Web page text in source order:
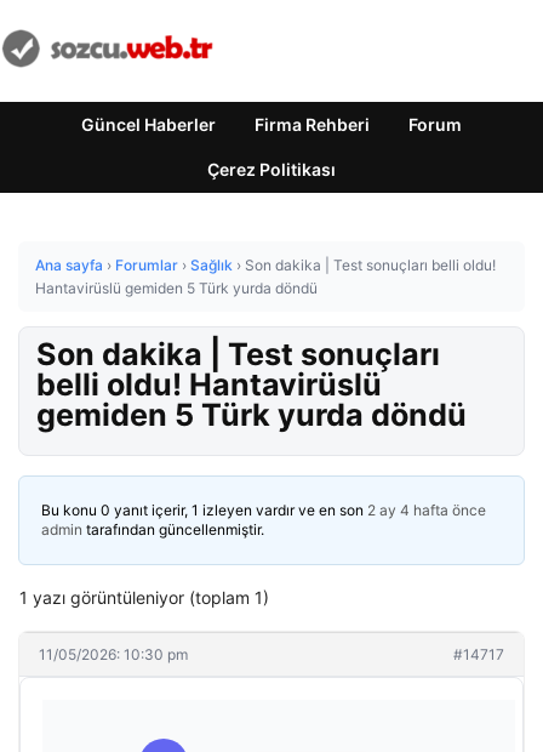
Güncel Haberler Firma Rehberi Forum
Çerez Politikası
Ana sayfa › Forumlar › Sağlık › Son dakika | Test sonuçları belli oldu!
Hantavirüslü gemiden 5 Türk yurda döndü
Son dakika | Test sonuçları
belli oldu! Hantavirüslü
gemiden 5 Türk yurda döndü
Bu konu 0 yanıt içerir, 1 izleyen vardır ve en son 2 ay 4 hafta önce
admin tarafından güncellenmiştir.
1 yazı görüntüleniyor (toplam 1)
11/05/2026: 10:30 pm #14717